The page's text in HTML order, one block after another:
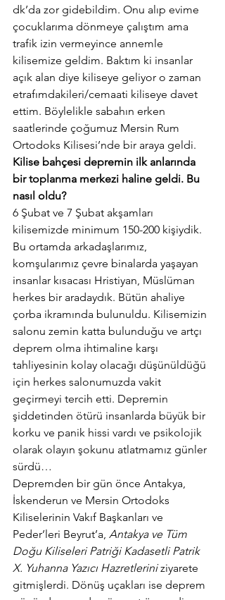
dk’da zor gidebildim. Onu alıp evime
çocuklarıma dönmeye çalıştım ama
trafik izin vermeyince annemle
kilisemize geldim. Baktım ki insanlar
açık alan diye kiliseye geliyor o zaman
etrafımdakileri/cemaati kiliseye davet
ettim. Böylelikle sabahın erken
saatlerinde çoğumuz Mersin Rum
Ortodoks Kilisesi’nde bir araya geldi.
Kilise bahçesi depremin ilk anlarında
bir toplanma merkezi haline geldi. Bu
nasıl oldu?
6 Şubat ve 7 Şubat akşamları
kilisemizde minimum 150-200 kişiydik.
Bu ortamda arkadaşlarımız,
komşularımız çevre binalarda yaşayan
insanlar kısacası Hristiyan, Müslüman
herkes bir aradaydık. Bütün ahaliye
çorba ikramında bulunuldu. Kilisemizin
salonu zemin katta bulunduğu ve artçı
deprem olma ihtimaline karşı
tahliyesinin kolay olacağı düşünüldüğü
için herkes salonumuzda vakit
geçirmeyi tercih etti. Depremin
şiddetinden ötürü insanlarda büyük bir
korku ve panik hissi vardı ve psikolojik
olarak olayın şokunu atlatmamız günler
sürdü…
Depremden bir gün önce Antakya,
İskenderun ve Mersin Ortodoks
Kiliselerinin Vakıf Başkanları ve
Peder’leri Beyrut’a, Antakya ve Tüm
Doğu Kiliseleri Patriği Kadasetli Patrik
X. Yuhanna Yazıcı Hazretlerini ziyarete
gitmişlerdi. Dönüş uçakları ise deprem